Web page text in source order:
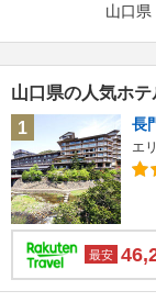
山口県
山口県の人気ホ
1
長
エ
最安